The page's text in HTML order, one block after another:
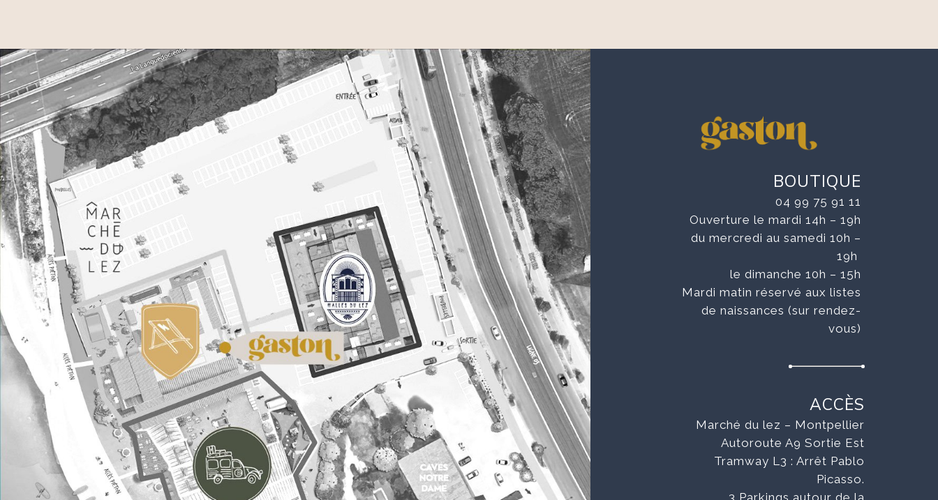
BOUTIQUE
04 99 75 91 11
Ouverture le mardi 14h – 19h
du mercredi au samedi 10h –
19h
le dimanche 10h – 15h
Mardi matin réservé aux listes
de naissances (sur rendez-
vous)
ACCÈS
Marché du lez – Montpellier
Autoroute A9 Sortie Est
Tramway L3 : Arrêt Pablo
Picasso.
3 Parkings autour de la